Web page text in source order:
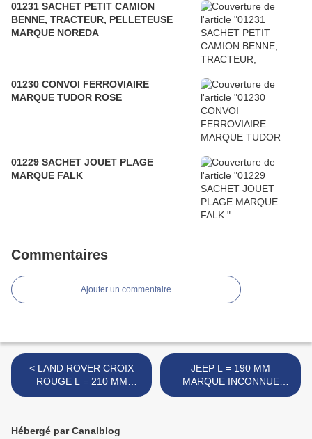
01231 SACHET PETIT CAMION
BENNE, TRACTEUR, PELLETEUSE
MARQUE NOREDA
01230 CONVOI FERROVIAIRE
MARQUE TUDOR ROSE
01229 SACHET JOUET PLAGE
MARQUE FALK
Commentaires
Ajouter un commentaire
< LAND ROVER CROIX
ROUGE L = 210 MM
MARQUE GP MADE IN
JEEP L = 190 MM
MARQUE INCONNUE
MADE IN ITALY >
Hébergé par Canalblog